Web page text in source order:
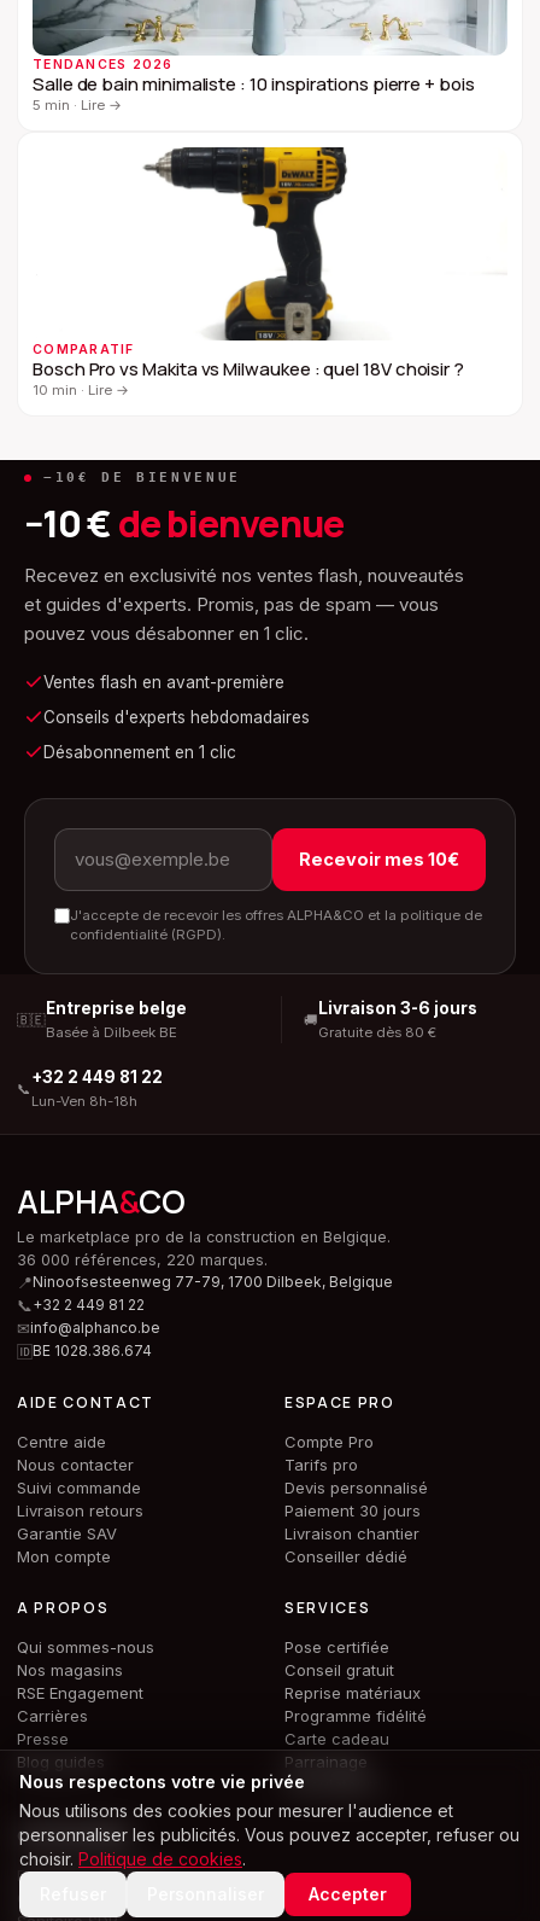
TENDANCES 2026
Salle de bain minimaliste : 10 inspirations pierre + bois
5 min · Lire →
COMPARATIF
Bosch Pro vs Makita vs Milwaukee : quel 18V choisir ?
10 min · Lire →
−10€ DE BIENVENUE
−10 €de bienvenue
Recevez en exclusivité nos ventes flash, nouveautés
et guides d'experts. Promis, pas de spam — vous
pouvez vous désabonner en 1 clic.
Ventes flash en avant-première
Conseils d'experts hebdomadaires
Désabonnement en 1 clic
Recevoir mes 10€
J'accepte de recevoir les offres ALPHA&CO et la politique de
confidentialité (RGPD).
🇧🇪
Entreprise belge
Basée à Dilbeek BE
🚚
Livraison 3-6 jours
Gratuite dès 80 €
📞
+32 2 449 81 22
Lun-Ven 8h-18h
ALPHA&CO
Le marketplace pro de la construction en Belgique.
36 000 références, 220 marques.
📍Ninoofsesteenweg 77-79, 1700 Dilbeek, Belgique
📞+32 2 449 81 22
✉info@alphanco.be
🆔BE 1028.386.674
AIDE CONTACT
Centre aide
Nous contacter
Suivi commande
Livraison retours
Garantie SAV
Mon compte
ESPACE PRO
Compte Pro
Tarifs pro
Devis personnalisé
Paiement 30 jours
Livraison chantier
Conseiller dédié
A PROPOS
Qui sommes-nous
Nos magasins
RSE Engagement
Carrières
Presse
Blog guides
SERVICES
Pose certifiée
Conseil gratuit
Reprise matériaux
Programme fidélité
Carte cadeau
Parrainage
Calculateurs
CATÉGORIES
Plomberie installation
Nous respectons votre vie privée
Nous utilisons des cookies pour mesurer l'audience et
personnaliser les publicités. Vous pouvez accepter, refuser ou
choisir. Politique de cookies.
Accepter